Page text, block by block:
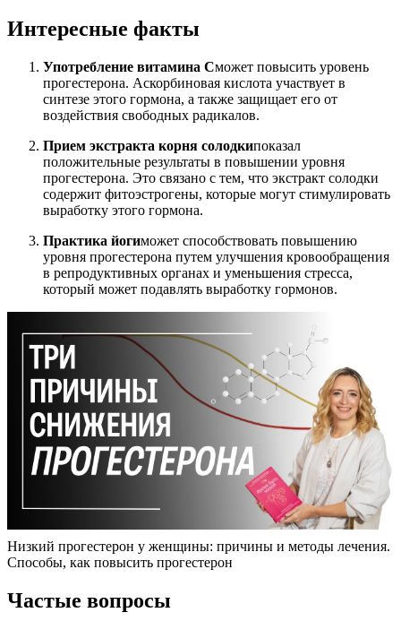
Интересные факты
Употребление витамина Cможет повысить уровень
прогестерона. Аскорбиновая кислота участвует в
синтезе этого гормона, а также защищает его от
воздействия свободных радикалов.
Прием экстракта корня солодкипоказал
положительные результаты в повышении уровня
прогестерона. Это связано с тем, что экстракт солодки
содержит фитоэстрогены, которые могут стимулировать
выработку этого гормона.
Практика йогиможет способствовать повышению
уровня прогестерона путем улучшения кровообращения
в репродуктивных органах и уменьшения стресса,
который может подавлять выработку гормонов.
Низкий прогестерон у женщины: причины и методы лечения.
Способы, как повысить прогестерон
Частые вопросы